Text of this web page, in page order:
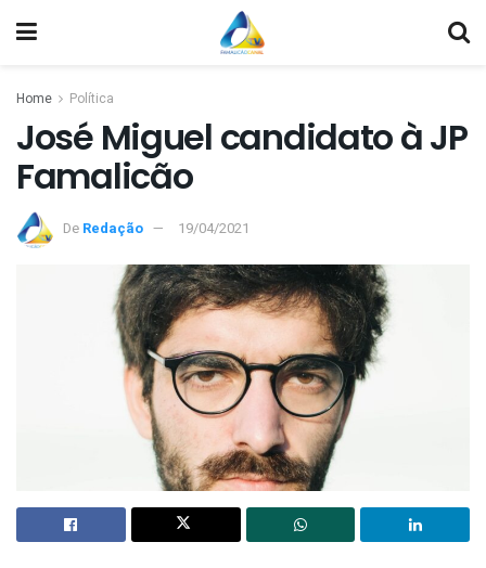
Home Política
José Miguel candidato à JP
Famalicão
De Redação 19/04/2021